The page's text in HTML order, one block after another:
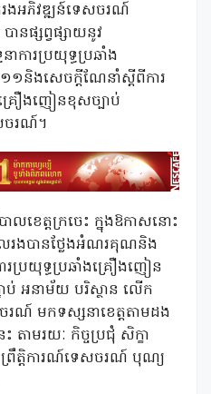
ងអភិវឌ្ឍន៍ទេសចរណ៍
ានផ្សព្វផ្សាយនូវ
ការប្រយុទ្ធប្រឆាំង
និងសេចក្ដីណែនាំស្ដីពីការ
គ្រឿងញៀនខុសច្បាប់
ចរណ៍។
លខេត្តក្រចេះ ក្នុងឱកាសនោះ
រងបានថ្លែងអំណរគុណនិង
រប្រយុទ្ធប្រឆាំងគ្រឿងញៀន
ប់ អនាម័យ បរិស្ថាន លើក
រណ៍ មកទស្សនាខេត្តតាមដង
តាមរយៈ កិច្ចប្រជុំ សិក្ខា
ព្រឹត្តិការណ៍ទេសចរណ៍ បុណ្យ